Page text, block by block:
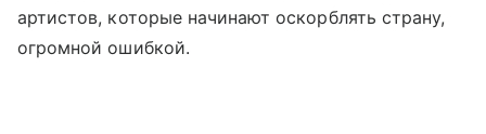
артистов, которые начинают оскорблять страну,
огромной ошибкой.